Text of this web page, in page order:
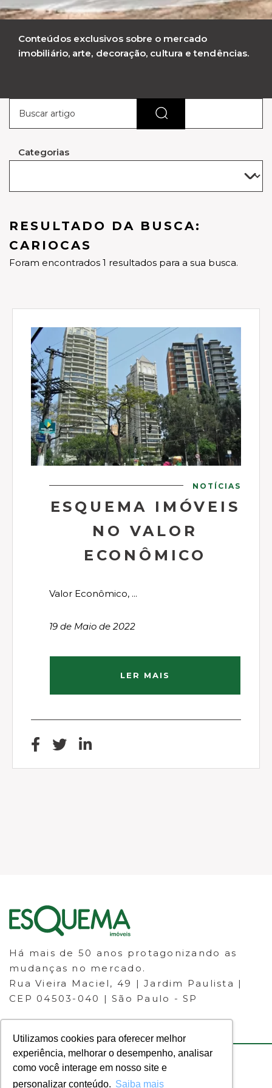
Utilizamos cookies para oferecer melhor
experiência, melhorar o desempenho, analisar
como você interage em nosso site e
personalizar conteúdo. Saiba mais
Conteúdos exclusivos sobre o mercado
imobiliário, arte, decoração, cultura e tendências.
Categorias
RESULTADO DA BUSCA:
CARIOCAS
Foram encontrados 1 resultados para a sua busca.
NOTÍCIAS
ESQUEMA IMÓVEIS
NO VALOR
ECONÔMICO
Valor Econômico, ...
19 de Maio de 2022
LER MAIS
Há mais de 50 anos protagonizando as
mudanças no mercado.
Rua Vieira Maciel, 49 | Jardim Paulista |
CEP 04503-040 | São Paulo - SP
© 2023 ESQUEMA IMÓVEIS - CRECI